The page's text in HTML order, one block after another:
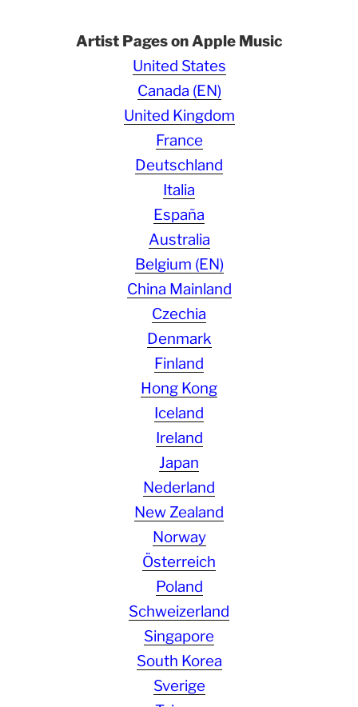
Artist Pages on Apple Music
United States
Canada (EN)
United Kingdom
France
Deutschland
Italia
España
Australia
Belgium (EN)
China Mainland
Czechia
Denmark
Finland
Hong Kong
Iceland
Ireland
Japan
Nederland
New Zealand
Norway
Österreich
Poland
Schweizerland
Singapore
South Korea
Sverige